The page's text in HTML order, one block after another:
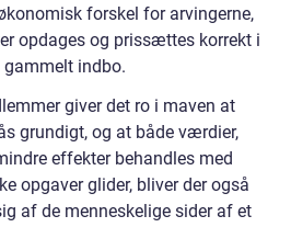
forskel for arvingerne,
opdages og prissættes korrekt i
indbo.
giver det ro i maven at
grundigt, og at både værdier,
effekter behandles med
opgaver glider, bliver der også
af de menneskelige sider af et